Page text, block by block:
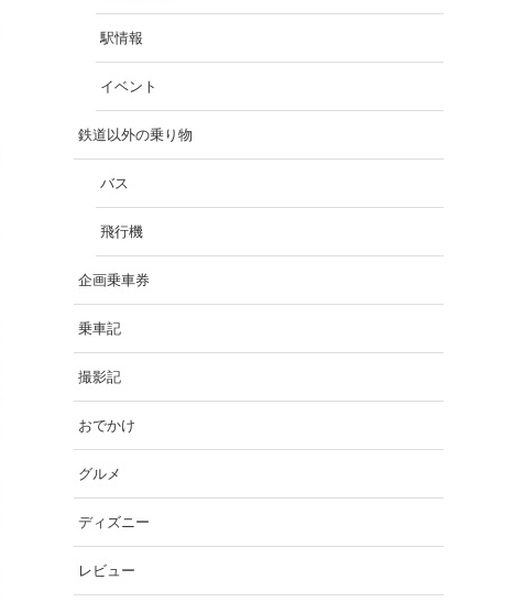
駅情報
イベント
鉄道以外の乗り物
バス
飛行機
企画乗車券
乗車記
撮影記
おでかけ
グルメ
ディズニー
レビュー